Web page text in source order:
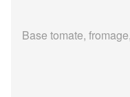
Base tomate,